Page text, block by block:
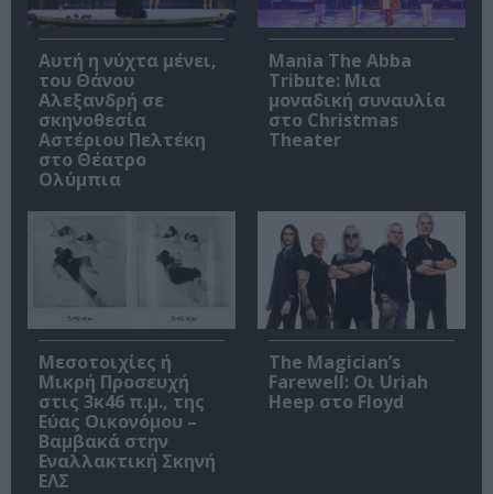
Αυτή η νύχτα μένει,
του Θάνου
Αλεξανδρή σε
σκηνοθεσία
Αστέριου Πελτέκη
στο Θέατρο
Ολύμπια
Mania The Abba
Tribute: Μια
μοναδική συναυλία
στο Christmas
Theater
Μεσοτοιχίες ή
Μικρή Προσευχή
στις 3κ46 π.μ., της
Εύας Οικονόμου –
Βαμβακά στην
Εναλλακτική Σκηνή
ΕΛΣ
The Magician’s
Farewell: Οι Uriah
Heep στο Floyd